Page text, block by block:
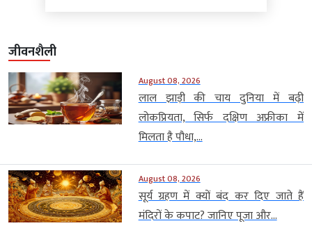
जीवनशैली
August 08, 2026
लाल झाड़ी की चाय दुनिया में बढ़ी
लोकप्रियता, सिर्फ दक्षिण अफ्रीका में
मिलता है पौधा,...
August 08, 2026
सूर्य ग्रहण में क्यों बंद कर दिए जाते हैं
मंदिरों के कपाट? जानिए पूजा और...